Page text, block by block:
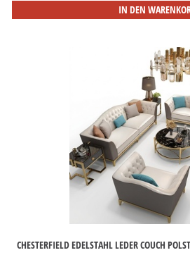
IN DEN
CHESTERFIELD EDELSTAHL LEDER COUCH